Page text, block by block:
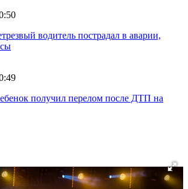
водитель пострадал в аварии,
получил перелом после ДТП на